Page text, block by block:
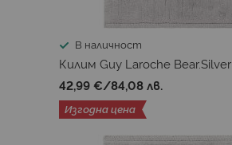
В наличност
Килим Guy Laroche Bear.Silver
42,99 €/84,08 лв.
Изгодна цена